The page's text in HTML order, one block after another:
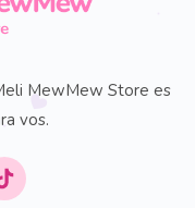
MewMew Store es
vos.